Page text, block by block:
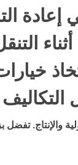
والإنتاج. تفضل